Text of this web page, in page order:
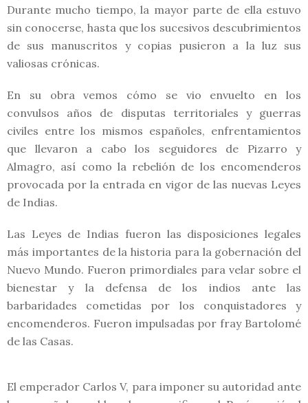
Durante mucho tiempo, la mayor parte de ella estuvo
sin conocerse, hasta que los sucesivos descubrimientos
de sus manuscritos y copias pusieron a la luz sus
valiosas crónicas.
En su obra vemos cómo se vio envuelto en los
convulsos años de disputas territoriales y guerras
civiles entre los mismos españoles, enfrentamientos
que llevaron a cabo los seguidores de Pizarro y
Almagro, así como la rebelión de los encomenderos
provocada por la entrada en vigor de las nuevas Leyes
de Indias.
Las Leyes de Indias fueron las disposiciones legales
más importantes de la historia para la gobernación del
Nuevo Mundo. Fueron primordiales para velar sobre el
bienestar y la defensa de los indios ante las
barbaridades cometidas por los conquistadores y
encomenderos. Fueron impulsadas por fray Bartolomé
de las Casas.
El emperador Carlos V, para imponer su autoridad ante